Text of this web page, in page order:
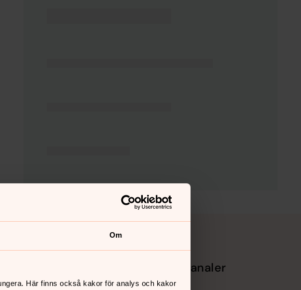
Om
Här finns också kakor för analys och kakor
Sociala kanaler